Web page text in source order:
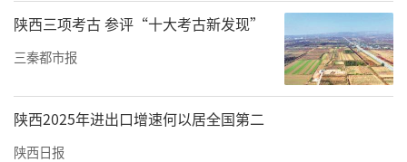
陕西三项考古 参评“十大考古新发现”
三秦都市报
陕西2025年进出口增速何以居全国第二
陕西日报